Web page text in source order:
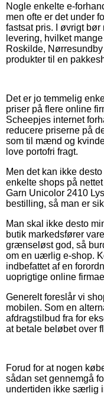
Nogle enkelte e-
men ofte er det under
fastsat pris. I øvrigt bør
levering, hvilket
Roskilde,
produkter til en
Det er jo temmelig
priser på flere online
Scheepjes internet
reducere priserne på
som til mænd og
love portofri fragt.
Men det kan ikke
enkelte shops på
Garn Unicolor 2410
bestilling, så man er
Man skal ikke desto
butik markedsfører
grænseløst god, så
om en uærlig e-shop.
indbefattet af en
uoprigtige online
Generelt foreslår vi
mobilen. Som en
afdragstilbud fra for
at betale beløbet over
Forud for at nogen
sådan set gennemgå
undertiden ikke særlig